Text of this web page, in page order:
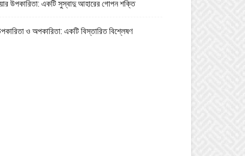
উপকারিতা: একটি সুস্বাদু আহারের গোপন শক্তি
ও অপকারিতা: একটি বিস্তারিত বিশ্লেষণ